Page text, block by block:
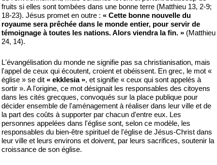
fruits si elles sont tombées dans une bonne terre (Matthieu 13, 2-9;
18-23). Jésus promet en outre : « Cette bonne nouvelle du
royaume sera prêchée dans le monde entier, pour servir de
témoignage à toutes les nations. Alors viendra la fin. » (Matthieu
24, 14).
L'évangélisation du monde ne signifie pas sa christianisation, mais
l'appel de ceux qui écoutent, croient et obéissent. En grec, le mot «
église » se dit « ekklesia », et signifie « ceux qui sont appelés à
sortir ». A l'origine, ce mot désignait les responsables des citoyens
dans les cités grecques, convoqués sur la place publique pour
décider ensemble de l'aménagement à réaliser dans leur ville et de
la part des coûts à supporter par chacun d'entre eux. Les
personnes appelées dans l'église sont, selon ce modèle, les
responsables du bien-être spirituel de l'église de Jésus-Christ dans
leur ville et leurs environs et doivent, par leurs sacrifices, soutenir la
croissance de son église.